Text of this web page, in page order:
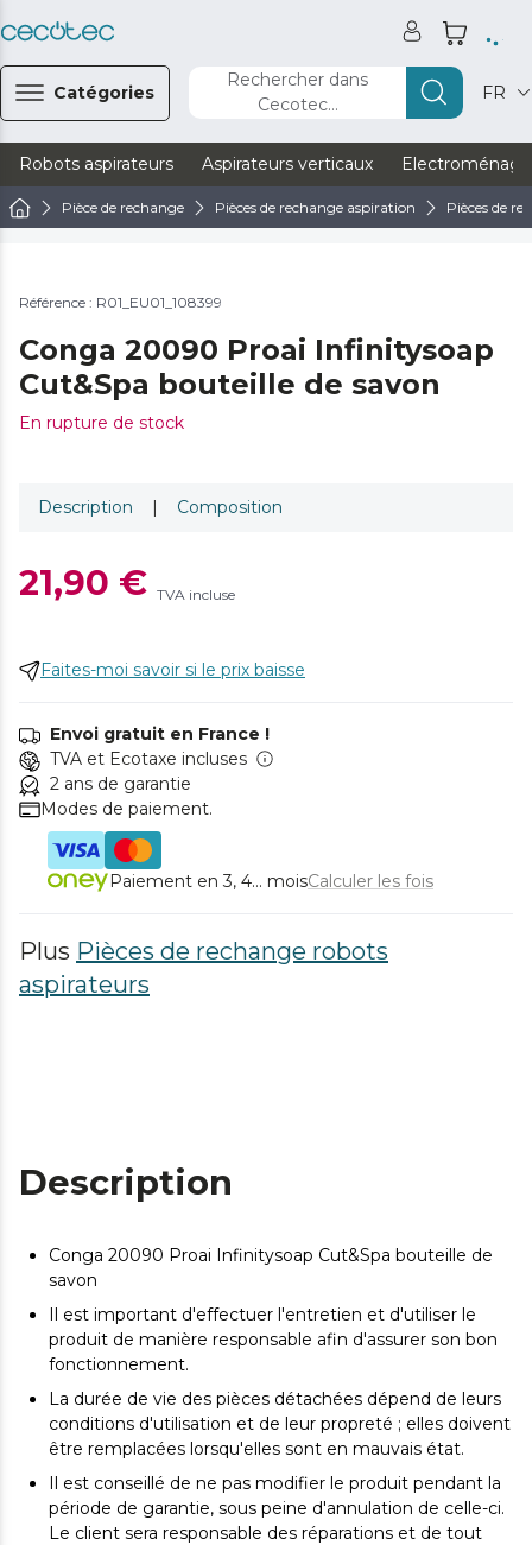
Catégories
Rechercher dans
Cecotec...
FR
Robots aspirateurs Aspirateurs verticaux
Pièce de rechange Pièces de rechange aspiration Pièces de
Référence : R01_EU01_108399
Conga 20090 Proai Infinitysoap
Cut&Spa bouteille de savon
En rupture de stock
Description | Composition
21,90 € TVA incluse
Faites-moi savoir si le prix baisse
Envoi gratuit en France !
TVA et Ecotaxe incluses
2 ans de garantie
Modes de paiement.
Paiement en 3, 4... moisCalculer les fois
Plus Pièces de rechange robots
aspirateurs
Description
Conga 20090 Proai Infinitysoap Cut&Spa bouteille de
savon
Il est important d'effectuer l'entretien et d'utiliser le
produit de manière responsable afin d'assurer son bon
fonctionnement.
La durée de vie des pièces détachées dépend de leurs
conditions d'utilisation et de leur propreté ; elles doivent
être remplacées lorsqu'elles sont en mauvais état.
Il est conseillé de ne pas modifier le produit pendant la
période de garantie, sous peine d'annulation de celle-ci.
Le client sera responsable des réparations et de tout